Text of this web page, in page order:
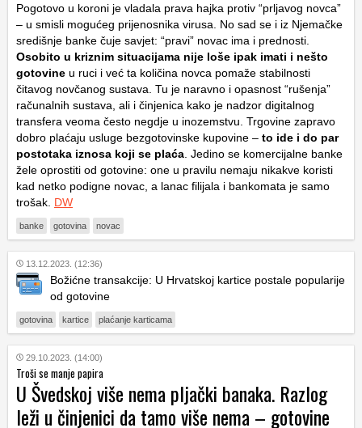
Pogotovo u koroni je vladala prava hajka protiv “prljavog novca”
– u smisli mogućeg prijenosnika virusa. No sad se i iz Njemačke
središnje banke čuje savjet: “pravi” novac ima i prednosti.
Osobito u kriznim situacijama nije loše ipak imati i nešto
gotovine u ruci i već ta količina novca pomaže stabilnosti
čitavog novčanog sustava. Tu je naravno i opasnost “rušenja”
računalnih sustava, ali i činjenica kako je nadzor digitalnog
transfera veoma često negdje u inozemstvu. Trgovine zapravo
dobro plaćaju usluge bezgotovinske kupovine – to ide i do par
postotaka iznosa koji se plaća. Jedino se komercijalne banke
žele oprostiti od gotovine: one u pravilu nemaju nikakve koristi
kad netko podigne novac, a lanac filijala i bankomata je samo
trošak. DW
banke gotovina novac
13.12.2023. (12:36)
Božićne transakcije: U Hrvatskoj kartice postale popularije
od gotovine
gotovina kartice plaćanje karticama
29.10.2023. (14:00)
Troši se manje papira
U Švedskoj više nema pljački banaka. Razlog
leži u činjenici da tamo više nema – gotovine